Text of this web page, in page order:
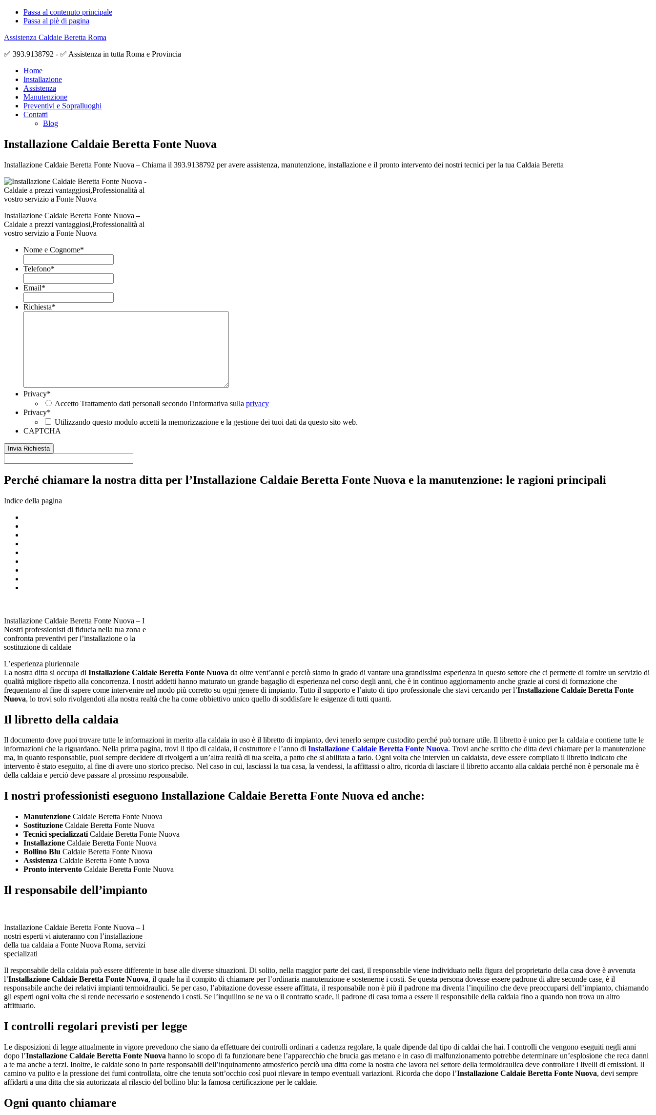
Passa al contenuto principale
Passa al piè di pagina
Assistenza Caldaie Beretta Roma
✅ 393.9138792 - ✅ Assistenza in tutta Roma e Provincia
Home
Installazione
Assistenza
Manutenzione
Preventivi e Sopralluoghi
Contatti
Blog
Installazione Caldaie Beretta Fonte Nuova
Installazione Caldaie Beretta Fonte Nuova – Chiama il 393.9138792 per avere assistenza, manutenzione, installazione e il pronto intervento dei nostri tecnici per la tua Caldaia Beretta
Installazione Caldaie Beretta Fonte Nuova –
Caldaie a prezzi vantaggiosi,Professionalità al
vostro servizio a Fonte Nuova
Nome e Cognome*
Telefono*
Email*
Richiesta*
Privacy*
Accetto Trattamento dati personali secondo l'informativa sulla privacy
Privacy*
Utilizzando questo modulo accetti la memorizzazione e la gestione dei tuoi dati da questo sito web.
CAPTCHA
Perché chiamare la nostra ditta per l’Installazione Caldaie Beretta Fonte Nuova e la manutenzione: le ragioni principali
Indice della pagina
Installazione Caldaie Beretta Fonte Nuova – I
Nostri professionisti di fiducia nella tua zona e
confronta preventivi per l’installazione o la
sostituzione di caldaie
L’esperienza pluriennale
La nostra ditta si occupa di Installazione Caldaie Beretta Fonte Nuova da oltre vent’anni e perciò siamo in grado di vantare una grandissima esperienza in questo settore che ci permette di fornire un servizio di
qualità migliore rispetto alla concorrenza. I nostri addetti hanno maturato un grande bagaglio di esperienza nel corso degli anni, che è in continuo aggiornamento anche grazie ai corsi di formazione che
frequentano al fine di sapere come intervenire nel modo più corretto su ogni genere di impianto. Tutto il supporto e l’aiuto di tipo professionale che stavi cercando per l’Installazione Caldaie Beretta Fonte
Nuova, lo trovi solo rivolgendoti alla nostra realtà che ha come obbiettivo unico quello di soddisfare le esigenze di tutti quanti.
Il libretto della caldaia
Il documento dove puoi trovare tutte le informazioni in merito alla caldaia in uso è il libretto di impianto, devi tenerlo sempre custodito perché può tornare utile. Il libretto è unico per la caldaia e contiene tutte le
informazioni che la riguardano. Nella prima pagina, trovi il tipo di caldaia, il costruttore e l’anno di Installazione Caldaie Beretta Fonte Nuova. Trovi anche scritto che ditta devi chiamare per la manutenzione
ma, in quanto responsabile, puoi sempre decidere di rivolgerti a un’altra realtà di tua scelta, a patto che si abilitata a farlo. Ogni volta che intervien un caldaista, deve essere compilato il libretto indicato che
intervento è stato eseguito, al fine di avere uno storico preciso. Nel caso in cui, lasciassi la tua casa, la vendessi, la affittassi o altro, ricorda di lasciare il libretto accanto alla caldaia perché non è personale ma è
della caldaia e perciò deve passare al prossimo responsabile.
I nostri professionisti eseguono Installazione Caldaie Beretta Fonte Nuova ed anche:
Manutenzione Caldaie Beretta Fonte Nuova
Sostituzione Caldaie Beretta Fonte Nuova
Tecnici specializzati Caldaie Beretta Fonte Nuova
Installazione Caldaie Beretta Fonte Nuova
Bollino Blu Caldaie Beretta Fonte Nuova
Assistenza Caldaie Beretta Fonte Nuova
Pronto intervento Caldaie Beretta Fonte Nuova
Il responsabile dell’impianto
Installazione Caldaie Beretta Fonte Nuova – I
nostri esperti vi aiuteranno con l’installazione
della tua caldaia a Fonte Nuova Roma, servizi
specializati
Il responsabile della caldaia può essere differente in base alle diverse situazioni. Di solito, nella maggior parte dei casi, il responsabile viene individuato nella figura del proprietario della casa dove è avvenuta
l’Installazione Caldaie Beretta Fonte Nuova, il quale ha il compito di chiamare per l’ordinaria manutenzione e sostenerne i costi. Se questa persona dovesse essere padrone di altre seconde case, è il
responsabile anche dei relativi impianti termoidraulici. Se per caso, l’abitazione dovesse essere affittata, il responsabile non è più il padrone ma diventa l’inquilino che deve preoccuparsi dell’impianto, chiamando
gli esperti ogni volta che si rende necessario e sostenendo i costi. Se l’inquilino se ne va o il contratto scade, il padrone di casa torna a essere il responsabile della caldaia fino a quando non trova un altro
affittuario.
I controlli regolari previsti per legge
Le disposizioni di legge attualmente in vigore prevedono che siano da effettuare dei controlli ordinari a cadenza regolare, la quale dipende dal tipo di caldai che hai. I controlli che vengono eseguiti negli anni
dopo l’Installazione Caldaie Beretta Fonte Nuova hanno lo scopo di fa funzionare bene l’apparecchio che brucia gas metano e in caso di malfunzionamento potrebbe determinare un’esplosione che reca danni
a te ma anche a terzi. Inoltre, le caldaie sono in parte responsabili dell’inquinamento atmosferico perciò una ditta come la nostra che lavora nel settore della termoidraulica deve controllare i livelli di emissioni. Il
camino va pulito e la pressione dei fumi controllata, oltre che tenuta sott’occhio così puoi rilevare in tempo eventuali variazioni. Ricorda che dopo l’Installazione Caldaie Beretta Fonte Nuova, devi sempre
affidarti a una ditta che sia autorizzata al rilascio del bollino blu: la famosa certificazione per le caldaie.
Ogni quanto chiamare